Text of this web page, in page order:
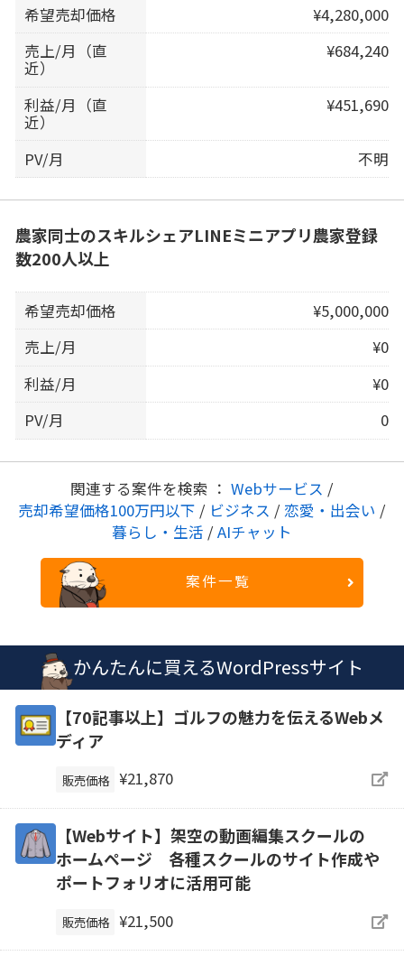
希望売却価格
¥4,280,000
売上/月（直
近）
¥684,240
利益/月（直
近）
¥451,690
PV/月 不明
農家同士のスキルシェアLINEミニアプリ農家登録
数200人以上
希望売却価格
¥5,000,000
売上/月
¥0
利益/月
¥0
PV/月
0
関連する案件を検索 ： Webサービス /
売却希望価格100万円以下 / ビジネス / 恋愛・出会い /
暮らし・生活 / AIチャット
案件一覧
かんたんに買えるWordPressサイト
【70記事以上】ゴルフの魅力を伝えるWebメ
ディア
販売価格 ¥21,870
【Webサイト】架空の動画編集スクールの
ホームページ 各種スクールのサイト作成や
ポートフォリオに活用可能
販売価格 ¥21,500